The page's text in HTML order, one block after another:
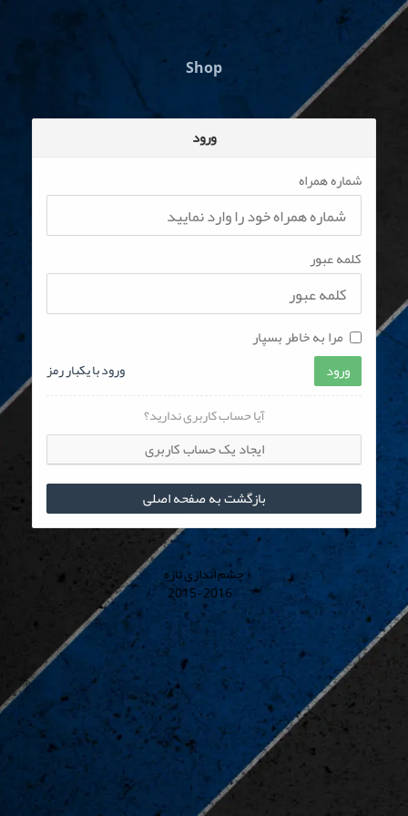
Shop
ورود
شماره همراه
کلمه عبور
مرا به خاطر بسپار
ورود
ورود با یکبار رمز
آیا حساب کاربری ندارید؟
ایجاد یک حساب کاربری
بازگشت به صفحه اصلی
چشم اندازی تازه
© 2015-2016